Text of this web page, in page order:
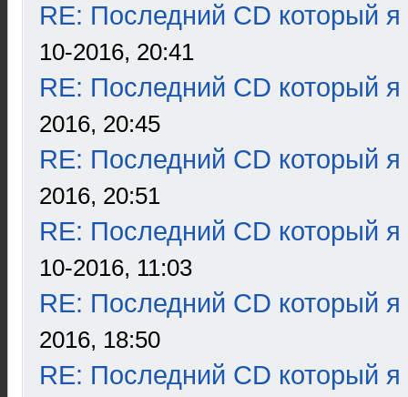
RE: Последний CD который я
10-2016, 20:41
RE: Последний CD который я
2016, 20:45
RE: Последний CD который я
2016, 20:51
RE: Последний CD который я
10-2016, 11:03
RE: Последний CD который я
2016, 18:50
RE: Последний CD который я